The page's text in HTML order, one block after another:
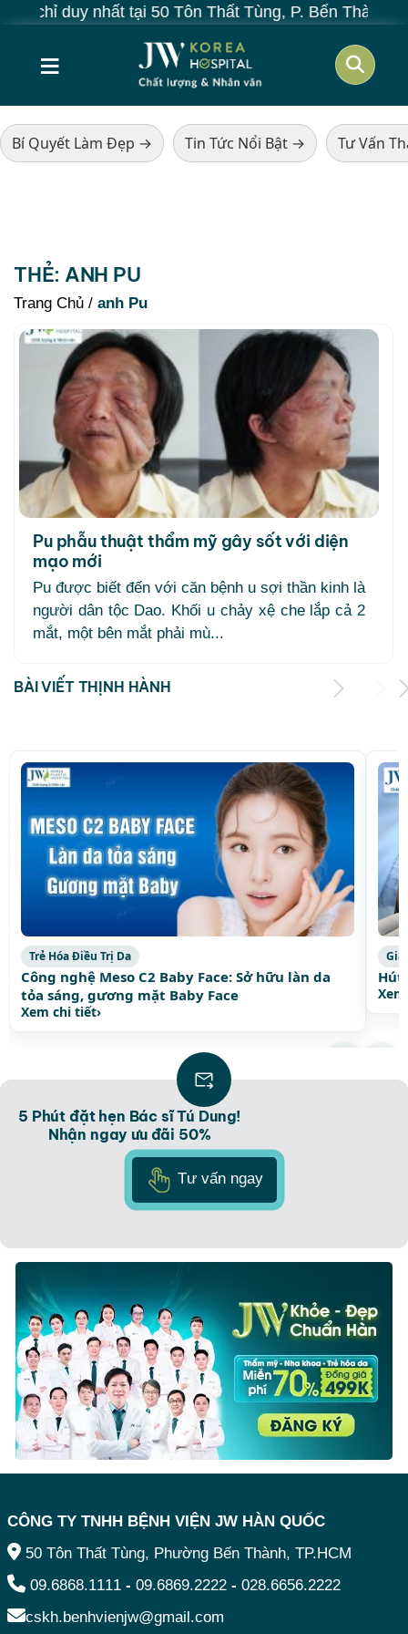
duy nhất tại 50 Tôn Thất Tùng, P. Bến Thành,
≡
Bí Quyết Làm Đẹp → Tin Tức Nổi Bật → Tư Vấn
THẺ: ANH PU
Trang Chủ / anh Pu
Pu phẫu thuật thẩm mỹ gây sốt với diện
mạo mới
Pu được biết đến với căn bệnh u sợi thần kinh là
người dân tộc Dao. Khối u chảy xệ che lắp cả 2
mắt, một bên mắt phải mù...
BÀI VIẾT THỊNH HÀNH
Trẻ Hóa Điều Trị Da
Công nghệ Meso C2 Baby Face: Sở hữu làn da
tỏa sáng, gương mặt Baby Face
Xem chi tiết›
Hút
Xem thêm bài viết thịnh hành
5 Phút đặt hẹn Bác sĩ Tú Dung!
Nhận ngay ưu đãi 50%
Tư vấn ngay
CÔNG TY TNHH BỆNH VIỆN JW HÀN QUỐC
50 Tôn Thất Tùng, Phường Bến Thành, TP.HCM
09.6868.1111 - 09.6869.2222 - 028.6656.2222
cskh.benhvienjw@gmail.com